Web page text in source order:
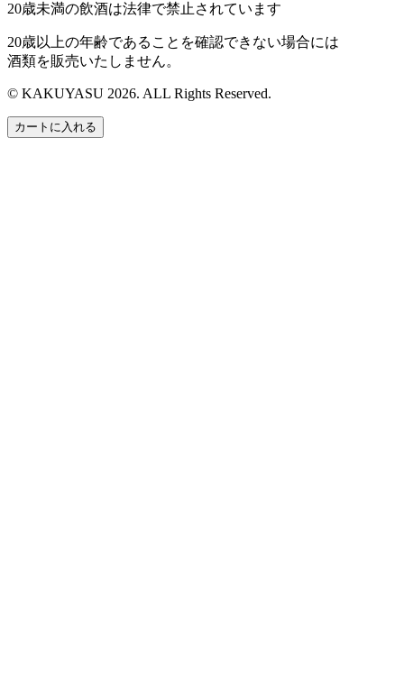
20歳未満の飲酒は法律で禁止されています
20歳以上の年齢であることを確認できない場合には
酒類を販売いたしません。
© KAKUYASU 2026. ALL Rights Reserved.
カートに入れる